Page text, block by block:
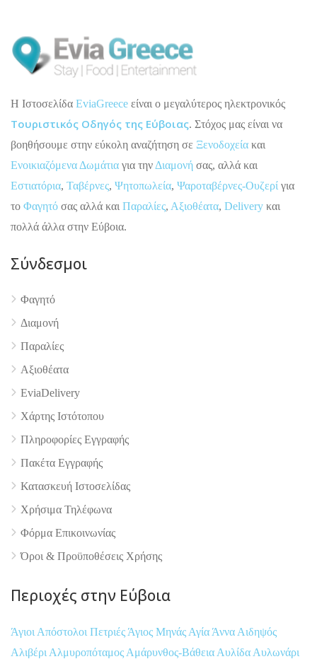
H Ιστοσελίδα EviaGreece είναι ο μεγαλύτερος ηλεκτρονικός
Τουριστικός Οδηγός της Εύβοιας. Στόχος μας είναι να
βοηθήσουμε στην εύκολη αναζήτηση σε Ξενοδοχεία και
Ενοικιαζόμενα Δωμάτια για την Διαμονή σας, αλλά και
Εστιατόρια, Ταβέρνες, Ψητοπωλεία, Ψαροταβέρνες-Ουζερί για
το Φαγητό σας αλλά και Παραλίες, Αξιοθέατα, Delivery και
πολλά άλλα στην Εύβοια.
Σύνδεσμοι
Φαγητό
Διαμονή
Παραλίες
Αξιοθέατα
EviaDelivery
Χάρτης Ιστότοπου
Πληροφορίες Εγγραφής
Πακέτα Εγγραφής
Κατασκευή Ιστοσελίδας
Χρήσιμα Τηλέφωνα
Φόρμα Επικοινωνίας
Όροι & Προϋποθέσεις Xρήσης
Περιοχές στην Εύβοια
Άγιοι Απόστολοι Πετριές Άγιος Μηνάς Αγία Άννα Αιδηψός
Αλιβέρι Αλμυροπόταμος Αμάρυνθος-Βάθεια Αυλίδα Αυλωνάρι